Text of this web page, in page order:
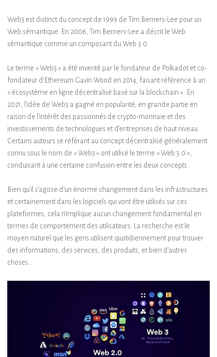
Web3 est distinct du concept de 1999 de Tim Berners-Lee pour un
Web sémantique. En 2006, Tim Berners-Lee a décrit le Web
sémantique comme un composant du Web 3.0.
Le terme « Web3 » a été inventé par le fondateur de Polkadot et co-
fondateur d’Ethereum Gavin Wood en 2014, faisant référence à un
« écosystème en ligne décentralisé basé sur la blockchain ». En
2021, l’idée de Web3 a gagné en popularité, en grande partie en
raison de l’intérêt des passionnés de crypto-monnaie et des
investissements de technologues et d’entreprises de haut niveau.
Certains auteurs se référant au concept décentralisé généralement
connu sous le nom de « Web3 » ont utilisé le terme « Web 3.0 »,
conduisant à une certaine confusion entre les deux concepts.
Bien qu’il s’agisse d’un énorme changement dans les infrastructures
et certainement dans les logiciels qui vont être utilisés sur ces
plateformes, cela n’implique aucun changement fondamental en
termes de comportement des utilisateurs. La recherche est le
moyen naturel que les gens utilisent quotidiennement pour trouver
des informations, des services, des produits, et bien d’autres
choses…